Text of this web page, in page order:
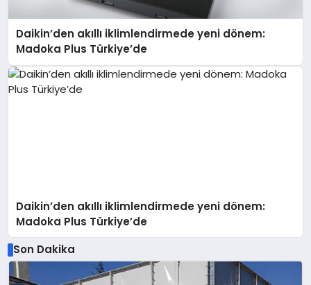
Daikin’den akıllı iklimlendirmede yeni dönem:
Madoka Plus Türkiye’de
Daikin’den akıllı iklimlendirmede yeni dönem:
Madoka Plus Türkiye’de
Son Dakika